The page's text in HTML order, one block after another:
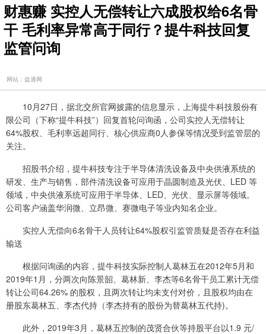
财惠赚 实控人无偿转让六成股权给6名骨
干 毛利率异常高于同行？提牛科技回复
监管问询
网站：益通网
10月27日，据北交所官网披露的信息显示，上海提牛科技股份有
限公司（下称“提牛科技”）回复首轮问询函，公司实控人无偿转让
64%股权、毛利率远超同行、核心供应商0人参保等情况受到监管层的
关注。
招股书介绍，提牛科技专注于半导体清洗设备及中央供液系统的
研发、生产与销售，部件清洗设备可应用于晶圆制造及光伏、LED 等
领域，中央供液系统可应用于半导体、LED、光伏、显示屏等领域。
公司客户涵盖华润微、立昂微、赛微电子等业内知名企业。
实控人无偿向6名骨干人员转让64%股权引监管质疑是否存在利益
输送
根据问询函的内容，提牛科技实际控制人葛林五在2012年5月和
2019年1月，分两次向陈景韶、葛林新、李杰等6名骨干员工累计无偿
转让公司64.26% 的股权，且两次转让均未支付对价，且股权均由在
册股东葛林五、李杰代持（李杰持有的股份为替葛林五代持)。
此外，2019年3月，葛林五控制的茂贤合伙等持股平台以1.9 元/